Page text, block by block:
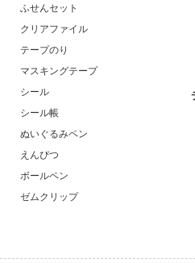
ふせんセット
クリアファイル
テープのり
マスキングテープ
シール
シール帳
ぬいぐるみペン
えんぴつ
ボールペン
ゼムクリップ